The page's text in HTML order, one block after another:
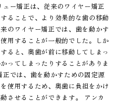
ー矯正は、従来のワイヤー矯正
ることで、より効果的な歯の移動
のワイヤー矯正では、歯を動かす
用することが一般的でした。しか
ると、奥歯が前に移動してしまっ
ってしまったりすることがありま
では、歯を動かすための固定源
使用するため、奥歯に負担をかけ
させることができます。 アンカ